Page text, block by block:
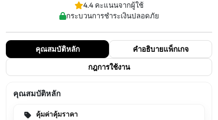
4.4 คะแนนจากผู้ใช้
กระบวนการชำระเงินปลอดภัย
คุณสมบัติหลัก
คำอธิบายแพ็กเกจ
กฎการใช้งาน
คุณสมบัติหลัก
คุ้มค่าคุ้มราคา